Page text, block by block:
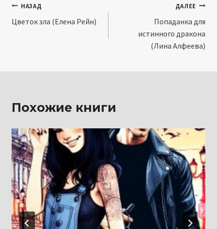
Навигация
по
НАЗАД
Цветок зла (Елена Рейн)
ДАЛЕЕ
Попаданка для
истинного дракона
(Лина Алфеева)
Похожие книги